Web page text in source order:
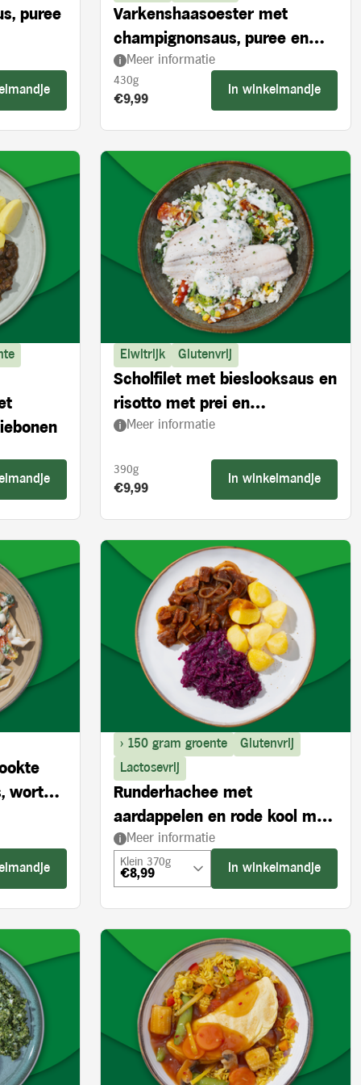
puree
Varkenshaasoester met
champignonsaus, puree en
broccoli
Meer informatie
430g
Product prijs:
€9,99
In winkelmandje
Eiwitrijk Glutenvrij
Scholfilet met bieslooksaus en
risotto met prei en
ovengedroogde tomaten
Meer informatie
390g
Product prijs:
€9,99
In winkelmandje
wortel
> 150 gram groente
Glutenvrij
Lactosevrij
Runderhachee met
aardappelen en rode kool met
appel
Meer informatie
Klein 370g
€8,99 In winkelmandje